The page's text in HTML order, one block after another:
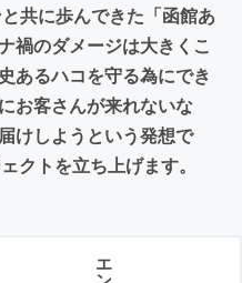
共に歩んできた「函館あ
禍のダメージは大きくこ
あるハコを守る為にでき
お客さんが来れないな
けしようという発想で
クトを立ち上げます。
エ